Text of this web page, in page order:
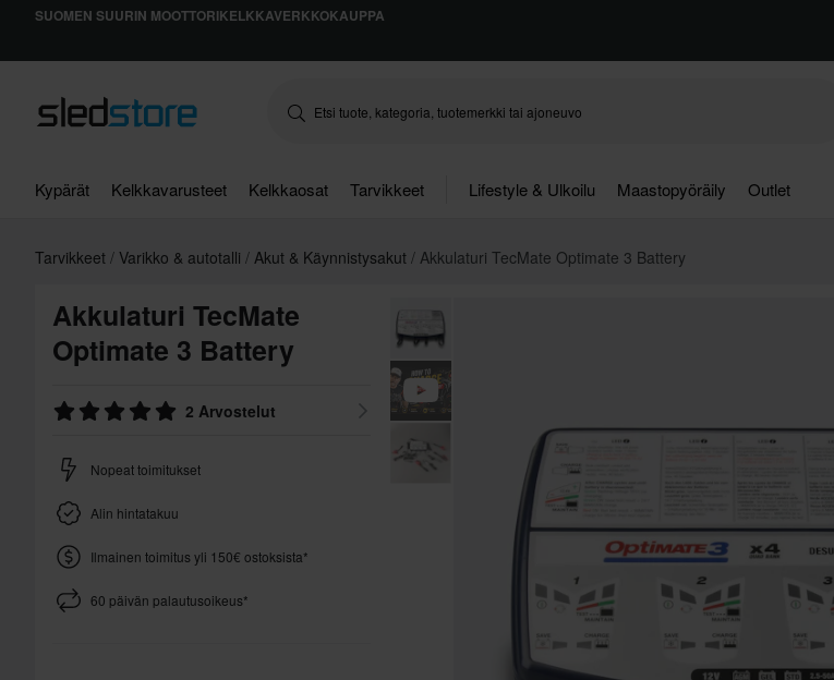
SUOMEN SUURIN MOOTTORIKELKKAVERKKOKAUPPA
Kypärät Kelkkavarusteet Kelkkaosat Tarvikkeet Lifestyle & Ulkoilu Maastopyöräily Outlet
Tarvikkeet Varikko & autotalli Akut & Käynnistysakut Akkulaturi TecMate Optimate 3 Battery
Akkulaturi TecMate
Optimate 3 Battery
2 Arvostelut
Nopeat toimitukset
Alin hintatakuu
Ilmainen toimitus yli 150€ ostoksista*
60 päivän palautusoikeus*